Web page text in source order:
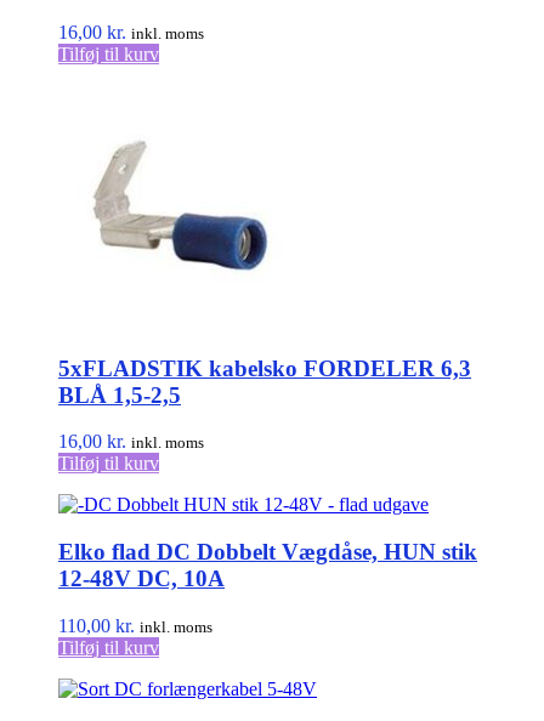
16,00 kr. inkl. moms
Tilføj til kurv
5xFLADSTIK kabelsko FORDELER 6,3
BLÅ 1,5-2,5
16,00 kr. inkl. moms
Tilføj til kurv
Elko flad DC Dobbelt Vægdåse, HUN stik
12-48V DC, 10A
110,00 kr. inkl. moms
Tilføj til kurv